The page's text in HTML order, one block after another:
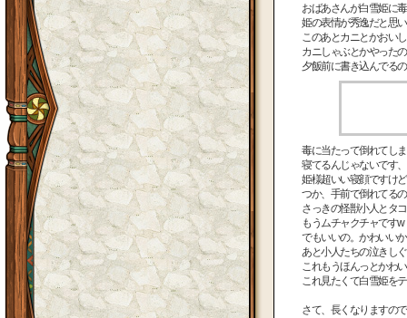
おばあさんが白雪姫に
姫の表情が秀逸だと思
このあとカニとかおい
カニしゃぶとかやった
夕飯前に書き込んでる
毒に当たって倒れてし
寝てるんじゃないです
姫様超いい寝顔ですけ
つか、手前で倒れてる
さっきの怪獣小人とタ
もうムチャクチャですw
でもいいの。かわいい
あと小人たちの泣きし
これもうほんっとかわ
これ見たくて白雪姫を
さて、長くなりますの